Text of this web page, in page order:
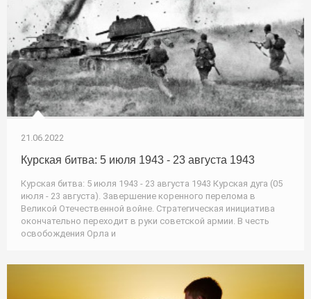
21.06.2022
Курская битва: 5 июля 1943 - 23 августа 1943
Курская битва: 5 июля 1943 - 23 августа 1943 Курская дуга (05
июля - 23 августа). Завершение коренного перелома в
Великой Отечественной войне. Стратегическая инициатива
окончательно переходит в руки советской армии. В честь
освобождения Орла и